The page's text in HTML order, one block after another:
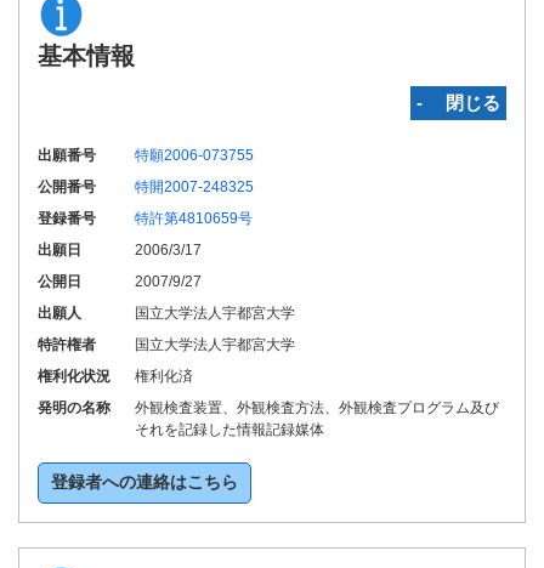
基本情報
‐ 閉じる
出願番号
特願2006-073755
公開番号
特開2007-248325
登録番号
特許第4810659号
出願日
2006/3/17
公開日
2007/9/27
出願人
国立大学法人宇都宮大学
特許権者
国立大学法人宇都宮大学
権利化状況
権利化済
発明の名称
外観検査装置、外観検査方法、外観検査プログラム及び
それを記録した情報記録媒体
登録者への連絡はこちら